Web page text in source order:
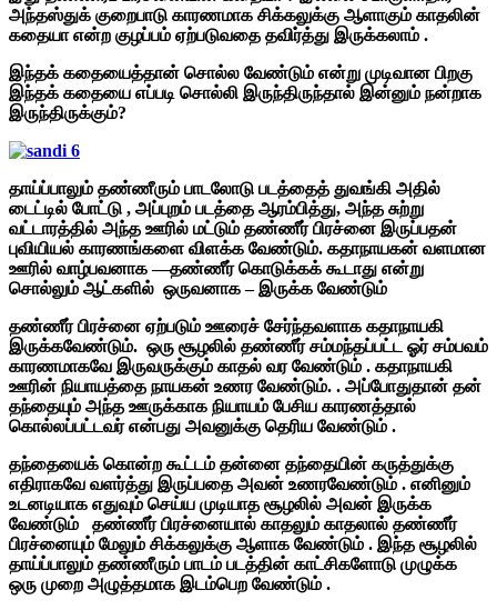
அந்தஸ்துக் குறைபாடு காரணமாக சிக்கலுக்கு ஆளாகும் காதலின்
கதையா என்ற குழப்பம் ஏற்படுவதை தவிர்த்து இருக்கலாம் .
இந்தக் கதையைத்தான் சொல்ல வேண்டும் என்று முடிவான பிறகு
இந்தக் கதையை எப்படி சொல்லி இருந்திருந்தால் இன்னும் நன்றாக
இருந்திருக்கும்?
தாய்ப்பாலும் தண்ணீரும் பாடலோடு படத்தைத் துவங்கி அதில்
டைட்டில் போட்டு , அப்புறம் படத்தை ஆரம்பித்து, அந்த சுற்று
வட்டாரத்தில் அந்த ஊரில் மட்டும் தண்ணீர் பிரச்னை இருப்பதன்
புவியியல் காரணங்களை விளக்க வேண்டும். கதாநாயகன் வளமான
ஊரில் வாழ்பவனாக —தண்ணீர் கொடுக்கக் கூடாது என்று
சொல்லும் ஆட்களில் ஒருவனாக – இருக்க வேண்டும்
தண்ணீர் பிரச்னை ஏற்படும் ஊரைச் சேர்ந்தவளாக கதாநாயகி
இருக்கவேண்டும். ஒரு சூழலில் தண்ணீர் சம்மந்தப்பட்ட ஓர் சம்பவம்
காரணமாகவே இருவருக்கும் காதல் வர வேண்டும் . கதாநாயகி
ஊரின் நியாயத்தை நாயகன் உணர வேண்டும். . அப்போதுதான் தன்
தந்தையும் அந்த ஊருக்காக நியாயம் பேசிய காரணத்தால்
கொல்லப்பட்டவர் என்பது அவனுக்கு தெரிய வேண்டும் .
தந்தையைக் கொன்ற கூட்டம் தன்னை தந்தையின் கருத்துக்கு
எதிராகவே வளர்த்து இருப்பதை அவன் உணரவேண்டும் . எனினும்
உடனடியாக எதுவும் செய்ய முடியாத சூழலில் அவன் இருக்க
வேண்டும் தண்ணீர் பிரச்னையால் காதலும் காதலால் தண்ணீர்
பிரச்னையும் மேலும் சிக்கலுக்கு ஆளாக வேண்டும் . இந்த சூழலில்
தாய்ப்பாலும் தண்ணீரும் பாடம் படத்தின் காட்சிகளோடு முழுக்க
ஒரு முறை அழுத்தமாக இடம்பெற வேண்டும் .